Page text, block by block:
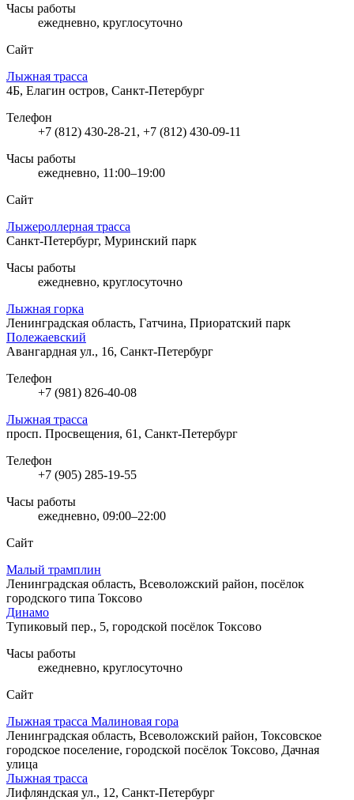
Часы работы
ежедневно, круглосуточно
Сайт
Лыжная трасса
4Б, Елагин остров, Санкт-Петербург
Телефон
+7 (812) 430-28-21, +7 (812) 430-09-11
Часы работы
ежедневно, 11:00–19:00
Сайт
Лыжероллерная трасса
Санкт-Петербург, Муринский парк
Часы работы
ежедневно, круглосуточно
Лыжная горка
Ленинградская область, Гатчина, Приоратский парк
Полежаевский
Авангардная ул., 16, Санкт-Петербург
Телефон
+7 (981) 826-40-08
Лыжная трасса
просп. Просвещения, 61, Санкт-Петербург
Телефон
+7 (905) 285-19-55
Часы работы
ежедневно, 09:00–22:00
Сайт
Малый трамплин
Ленинградская область, Всеволожский район, посёлок
городского типа Токсово
Динамо
Тупиковый пер., 5, городской посёлок Токсово
Часы работы
ежедневно, круглосуточно
Сайт
Лыжная трасса Малиновая гора
Ленинградская область, Всеволожский район, Токсовское
городское поселение, городской посёлок Токсово, Дачная
улица
Лыжная трасса
Лифляндская ул., 12, Санкт-Петербург